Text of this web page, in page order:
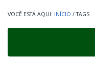
INÍCIO / TAGS